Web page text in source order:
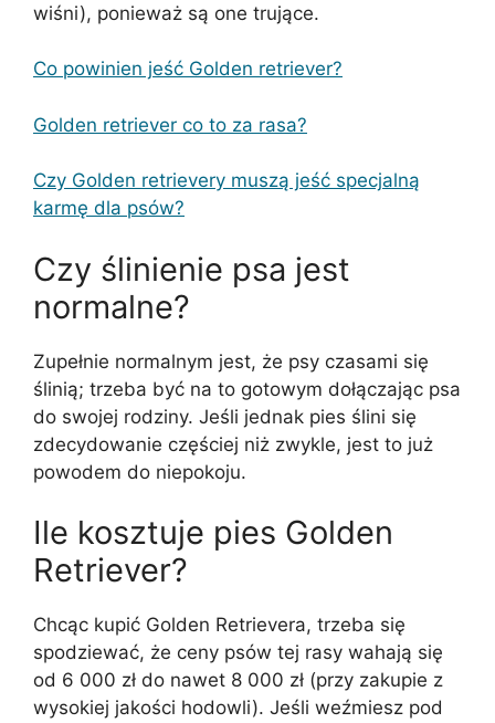
wiśni), ponieważ są one trujące.
Co powinien jeść Golden retriever?
Golden retriever co to za rasa?
Czy Golden retrievery muszą jeść specjalną
karmę dla psów?
Czy ślinienie psa jest
normalne?
Zupełnie normalnym jest, że psy czasami się
ślinią; trzeba być na to gotowym dołączając psa
do swojej rodziny. Jeśli jednak pies ślini się
zdecydowanie częściej niż zwykle, jest to już
powodem do niepokoju.
Ile kosztuje pies Golden
Retriever?
Chcąc kupić Golden Retrievera, trzeba się
spodziewać, że ceny psów tej rasy wahają się
od 6 000 zł do nawet 8 000 zł (przy zakupie z
wysokiej jakości hodowli). Jeśli weźmiesz pod